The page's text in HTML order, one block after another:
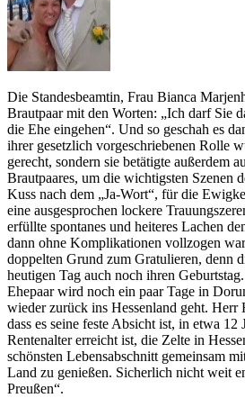
Die Standesbeamtin, Frau Bianca
Brautpaar mit den Worten: „Ich darf Sie
die Ehe eingehen“. Und so geschah es
ihrer gesetzlich vorgeschriebenen Rolle
gerecht, sondern sie betätigte außerdem
Brautpaares, um die wichtigsten Szenen
Kuss nach dem „Ja-Wort“, für die
eine ausgesprochen lockere
erfüllte spontanes und heiteres Lachen
dann ohne Komplikationen vollzogen
doppelten Grund zum Gratulieren, denn
heutigen Tag auch noch ihren
Ehepaar wird noch ein paar Tage in
wieder zurück ins Hessenland geht.
dass es seine feste Absicht ist, in etwa 12
Rentenalter erreicht ist, die Zelte in
schönsten Lebensabschnitt gemeinsam
Land zu genießen. Sicherlich nicht weit
Preußen“.